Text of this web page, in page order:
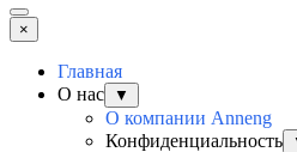
×
Главная
О нас
▼
О компании Anneng
Конфиденциальность